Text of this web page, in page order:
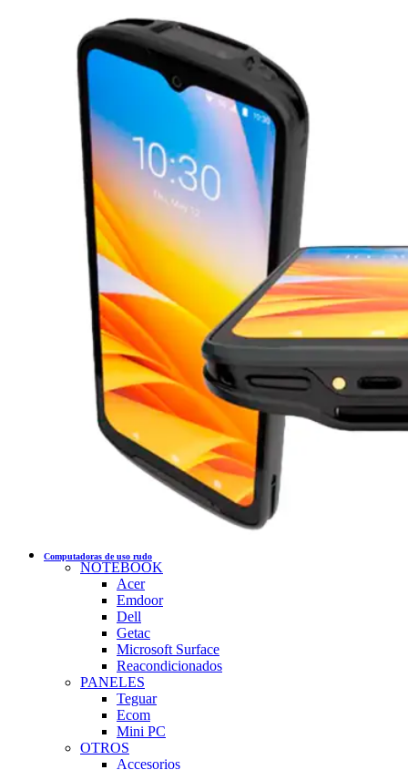
Computadoras de uso rudo
NOTEBOOK
Acer
Emdoor
Dell
Getac
Microsoft Surface
Reacondicionados
PANELES
Teguar
Ecom
Mini PC
OTROS
Accesorios